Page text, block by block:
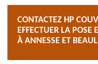
CONTACTEZ HP
EFFECTUER LA POSE
À ANNESSE ET